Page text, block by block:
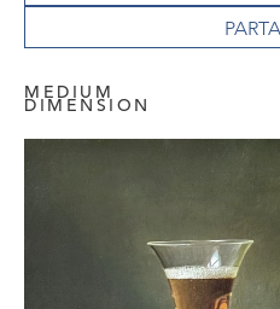
MEDIUM
DIMENSION